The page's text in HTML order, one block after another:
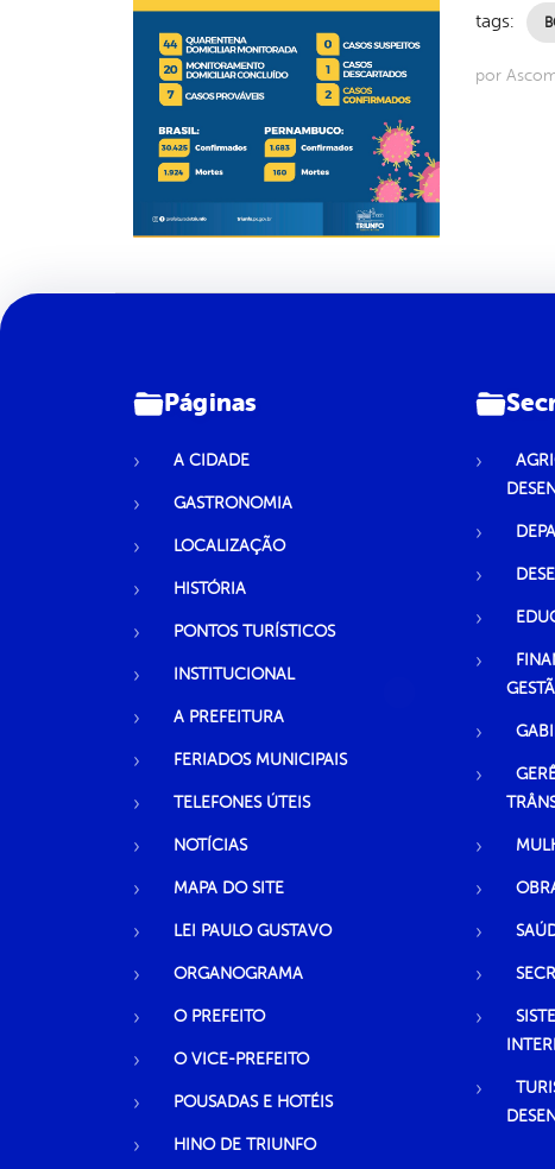
tags:
por
Páginas
A CIDADE
GASTRONOMIA
LOCALIZAÇÃO
HISTÓRIA
PONTOS TURÍSTICOS
INSTITUCIONAL
A PREFEITURA
FERIADOS MUNICIPAIS
TELEFONES ÚTEIS
NOTÍCIAS
MAPA DO SITE
LEI PAULO GUSTAVO
ORGANOGRAMA
O PREFEITO
O VICE-PREFEITO
POUSADAS E HOTÉIS
HINO DE TRIUNFO